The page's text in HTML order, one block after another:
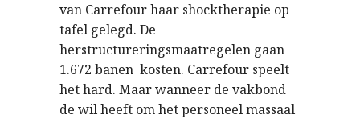
van Carrefour haar shocktherapie op
tafel gelegd. De
herstructureringsmaatregelen gaan
1.672 banen kosten. Carrefour speelt
het hard. Maar wanneer de vakbond
de wil heeft om het personeel massaal